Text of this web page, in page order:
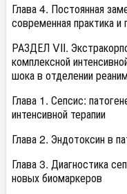
Глава 4. Постоянная
современная практика и
РАЗДЕЛ VII.
комплексной
шока в отделении
Глава 1. Сепсис:
интенсивной терапии
Глава 2. Эндотоксин в
Глава 3. Диагностика
новых биомаркеров